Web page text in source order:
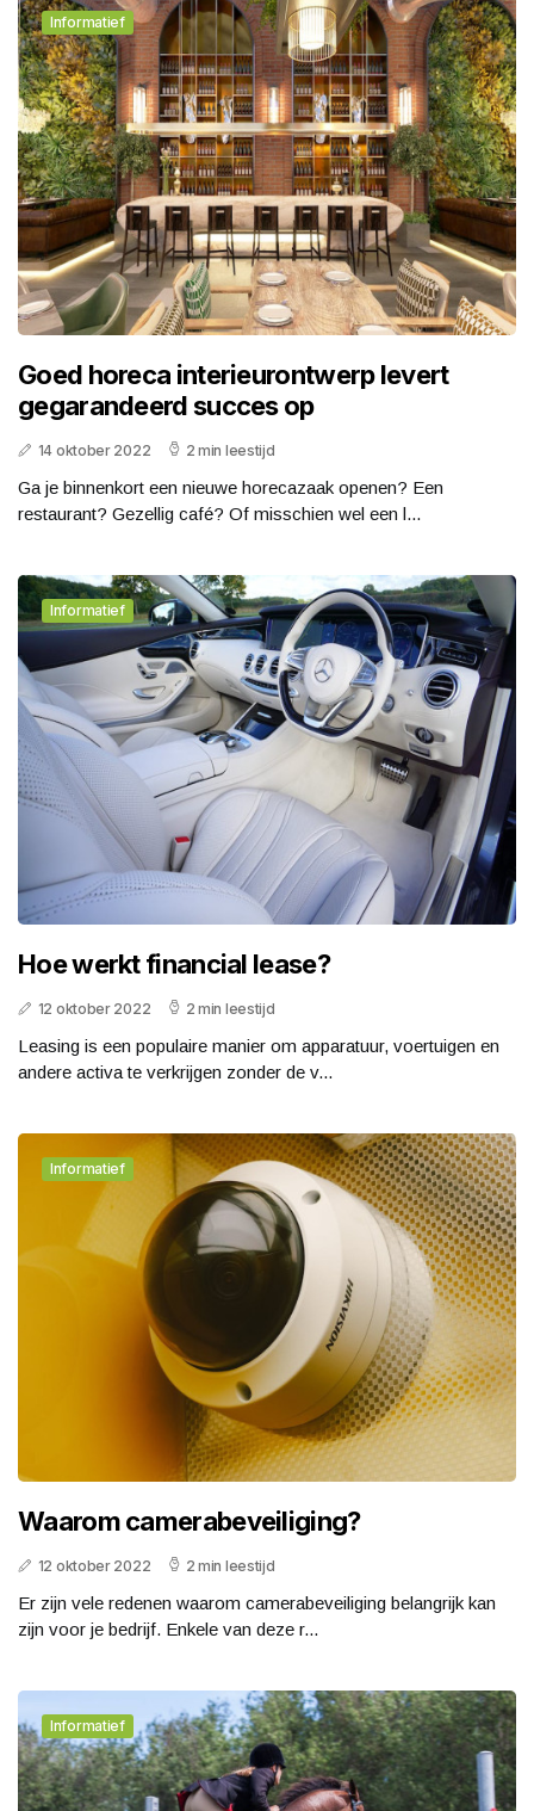
Informatief
Goed horeca interieurontwerp levert
gegarandeerd succes op
14 oktober 2022 2 min leestijd
Ga je binnenkort een nieuwe horecazaak openen? Een
restaurant? Gezellig café? Of misschien wel een l...
Informatief
Hoe werkt financial lease?
12 oktober 2022 2 min leestijd
Leasing is een populaire manier om apparatuur, voertuigen en
andere activa te verkrijgen zonder de v...
Informatief
Waarom camerabeveiliging?
12 oktober 2022 2 min leestijd
Er zijn vele redenen waarom camerabeveiliging belangrijk kan
zijn voor je bedrijf. Enkele van deze r...
Informatief